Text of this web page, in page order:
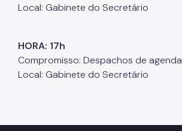
Local: Gabinete do Secretário
HORA: 17h
Compromisso: Despachos de agenda
Local: Gabinete do Secretário